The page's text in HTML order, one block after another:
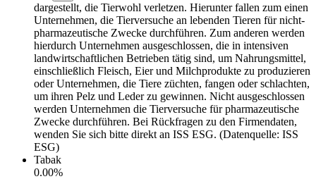
dargestellt, die Tierwohl verletzen. Hierunter fallen zum einen
Unternehmen, die Tierversuche an lebenden Tieren für nicht-
pharmazeutische Zwecke durchführen. Zum anderen werden
hierdurch Unternehmen ausgeschlossen, die in intensiven
landwirtschaftlichen Betrieben tätig sind, um Nahrungsmittel,
einschließlich Fleisch, Eier und Milchprodukte zu produzieren
oder Unternehmen, die Tiere züchten, fangen oder schlachten,
um ihren Pelz und Leder zu gewinnen. Nicht ausgeschlossen
werden Unternehmen die Tierversuche für pharmazeutische
Zwecke durchführen. Bei Rückfragen zu den Firmendaten,
wenden Sie sich bitte direkt an ISS ESG. (Datenquelle: ISS
ESG)
Tabak
0.00%